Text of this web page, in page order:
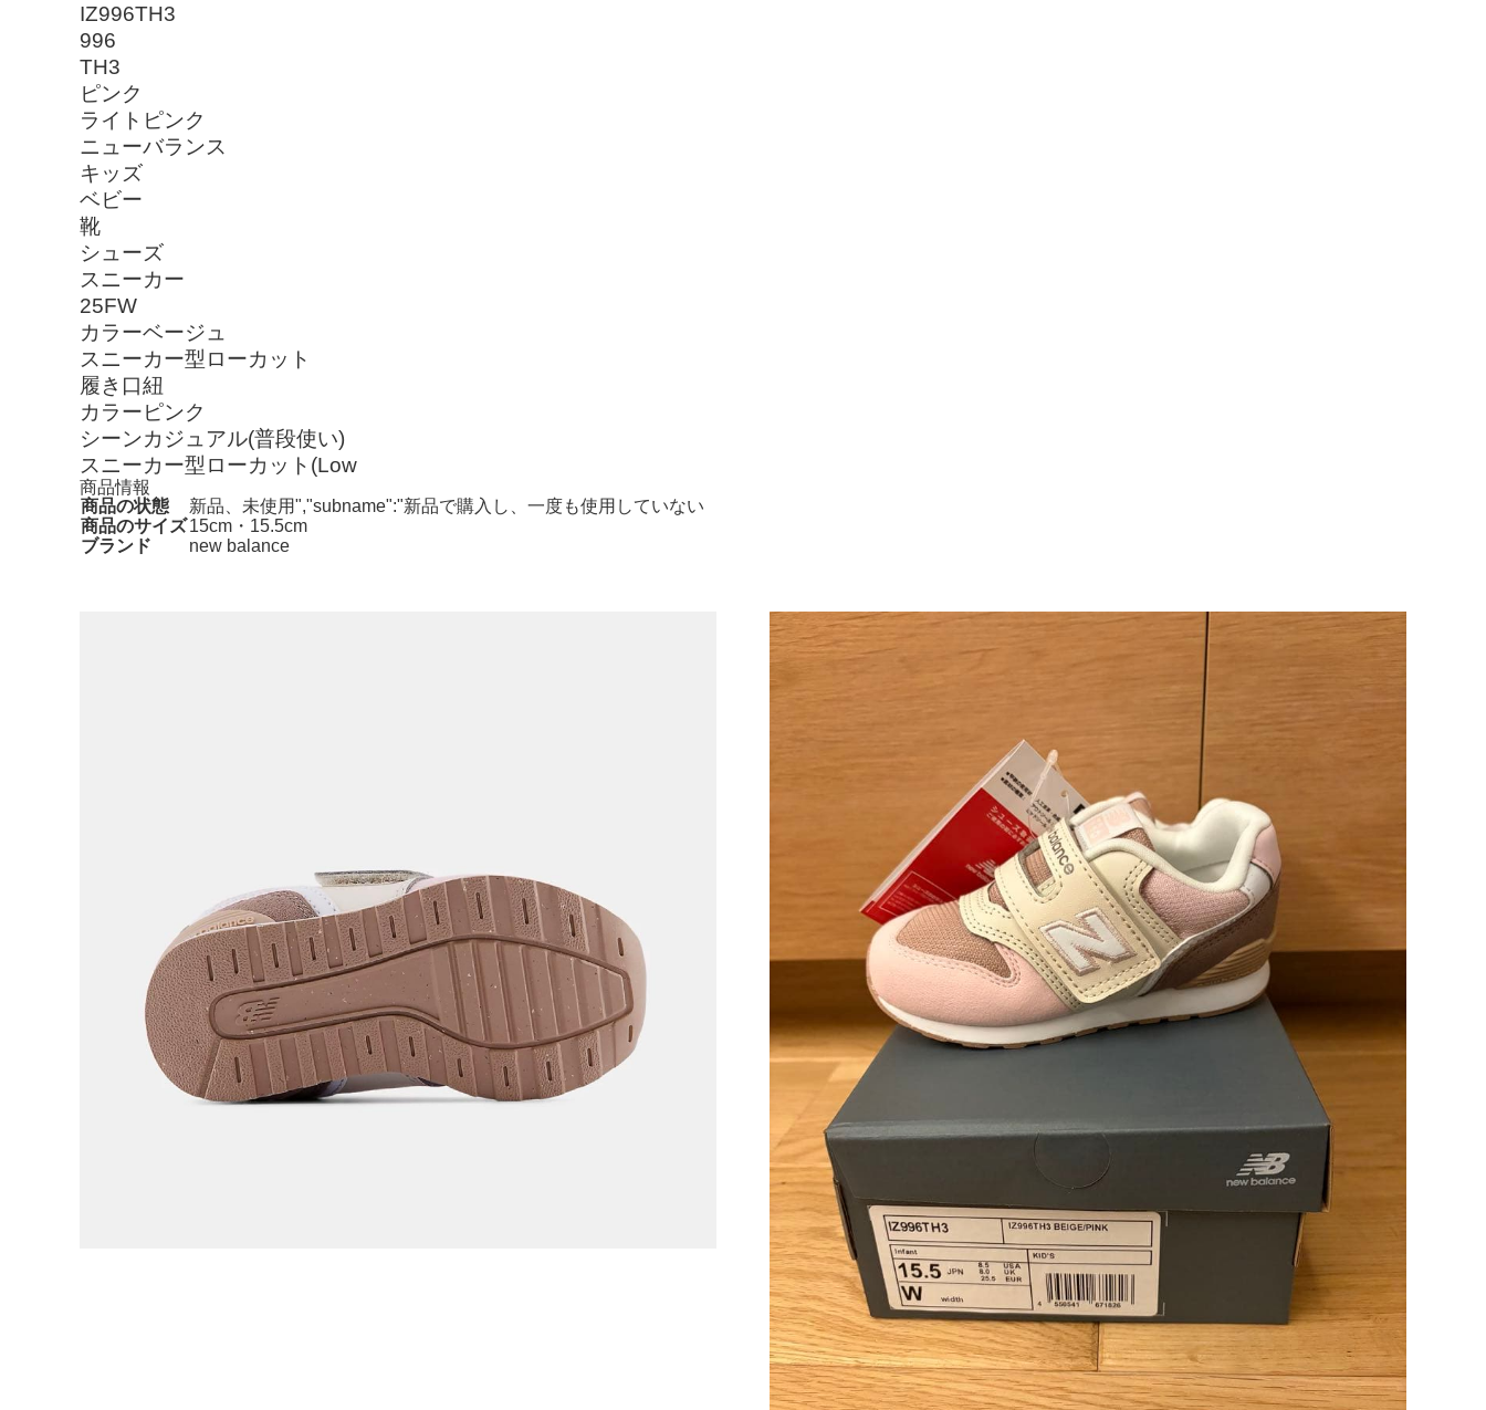
IZ996TH3
996
TH3
ピンク
ライトピンク
ニューバランス
キッズ
ベビー
靴
シューズ
スニーカー
25FW
カラーベージュ
スニーカー型ローカット
履き口紐
カラーピンク
シーンカジュアル(普段使い)
スニーカー型ローカット(Low
商品情報
商品の状態
新品、未使用","subname":"新品で購入し、一度も使用していない
商品のサイズ15cm・15.5cm
ブランド
new balance